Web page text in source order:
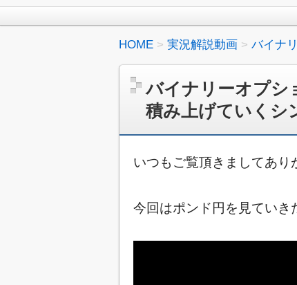
HOME 実況解説動画 バイナ
バイナリーオプ
積み上げていく
いつもご覧頂きましてあり
今回はポンド円を見ていき